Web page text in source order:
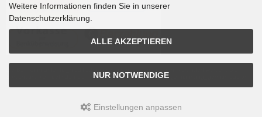
Sprachvariablen befinden sich in der Datei tpl_modified/lang/german/lang_german.custom.
Weitere Informationen finden Sie in unserer
Datenschutzerklärung.
ALLE AKZEPTIEREN
NUR NOTWENDIGE
Einstellungen anpassen